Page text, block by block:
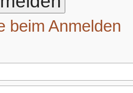
beim Anmelden